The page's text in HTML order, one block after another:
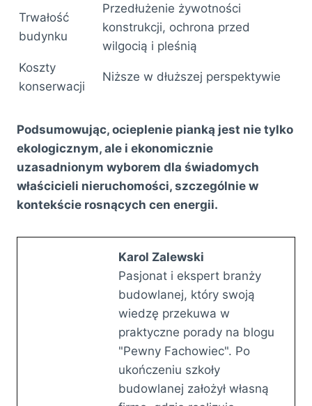
Trwałość
budynku
Przedłużenie żywotności
konstrukcji, ochrona przed
wilgocią i pleśnią
Koszty
konserwacji
Niższe w dłuższej perspektywie
Podsumowując, ocieplenie pianką jest nie tylko
ekologicznym, ale i ekonomicznie
uzasadnionym wyborem dla świadomych
właścicieli nieruchomości, szczególnie w
kontekście rosnących cen energii.
Karol Zalewski
Pasjonat i ekspert branży
budowlanej, który swoją
wiedzę przekuwa w
praktyczne porady na blogu
"Pewny Fachowiec". Po
ukończeniu szkoły
budowlanej założył własną